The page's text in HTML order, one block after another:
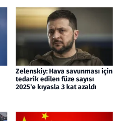
Zelenskiy: Hava savunması için
tedarik edilen füze sayısı
2025'e kıyasla 3 kat azaldı